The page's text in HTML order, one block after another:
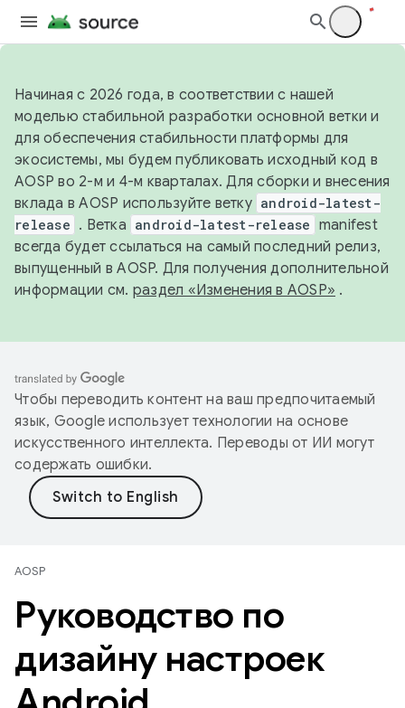
Начиная с 2026 года, в соответствии с нашей
моделью стабильной разработки основной ветки и
для обеспечения стабильности платформы для
экосистемы, мы будем публиковать исходный код в
AOSP во 2-м и 4-м кварталах. Для сборки и внесения
вклада в AOSP используйте ветку android-latest-
release . Ветка android-latest-release manifest
всегда будет ссылаться на самый последний релиз,
выпущенный в AOSP. Для получения дополнительной
информации см. раздел «Изменения в AOSP» .
Чтобы переводить контент на ваш предпочитаемый
язык, Google использует технологии на основе
искусственного интеллекта. Переводы от ИИ могут
содержать ошибки.
AOSP
Руководство по
дизайну настроек